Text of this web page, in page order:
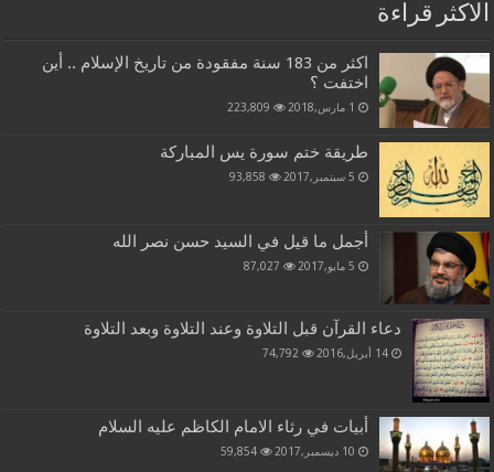
الاكثر قراءة
اكثر من 183 سنة مفقودة من تاريخ الإسلام .. أين
اختفت ؟
1 مارس,2018 223,809
طريقة ختم سورة يس المباركة
5 سبتمبر,2017 93,858
أجمل ما قيل في السيد حسن نصر الله
5 مايو,2017 87,027
دعاء القرآن قبل التلاوة وعند التلاوة وبعد التلاوة
14 أبريل,2016 74,792
أبيات في رثاء الامام الكاظم عليه السلام
10 ديسمبر,2017 59,854